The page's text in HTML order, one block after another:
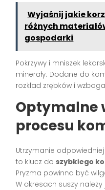
Wyjaśnij jakie
różnych
gospodarki
Pokrzywy i mniszek
minerały. Dodane do
rozkład zrębków i
Optymalne
procesu
Utrzymanie
to klucz do szybkiego
Pryzma powinna być
W okresach suszy